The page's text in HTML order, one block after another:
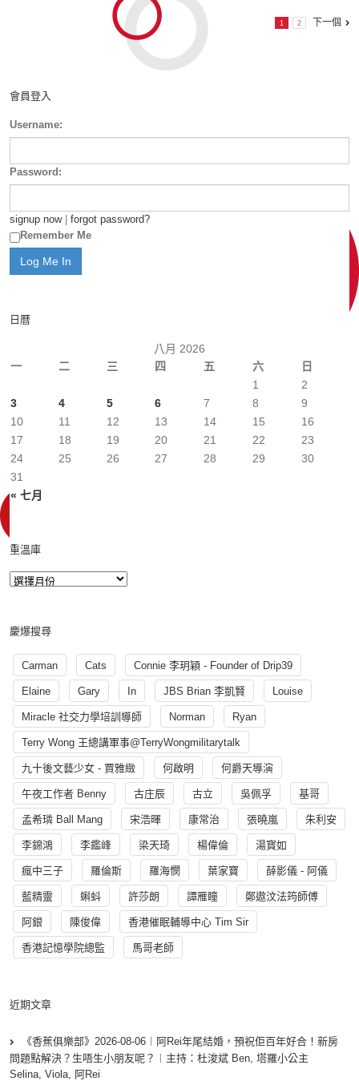
1 2 下一個
會員登入
Username:
Password:
signup now| forgot password?
Remember Me
日曆
八月 2026
一
二 三 四 五 六 日
« 七月
1
2
3
4 5 6 7 8
9
10
11 12 13 14 15
16
17
18 19 20 21 22
23
24
25 26 27 28 29
30
31
重溫庫
慶爆搜尋
Carman Cats Connie 李玥穎 - Founder of Drip39
Elaine Gary In JBS Brian 李凱賢 Louise
Miracle 社交力學培訓導師 Norman Ryan
Terry Wong 王總講軍事@TerryWongmilitarytalk
九十後文藝少女 - 賈雅緻 何啟明 何爵天導演
午夜工作者 Benny 古庄辰 古立 吳佩孚 基哥
孟希璘 Ball Mang 宋浩暉 康常治 張曉嵐 朱利安
李錦鴻 李鑑峰 梁天琦 楊偉倫 湯寳如
瘋中三子 羅倫斯 羅海憫 葉家寶 薛影儀 - 阿儀
藍精靈 蝌蚪 許莎朗 譚雁瞳 鄭遨汶法筠師傅
阿銀 陳俊偉 香港催眠輔導中心 Tim Sir
香港記憶學院總監 馬哥老師
近期文章
《香蕉俱樂部》2026-08-06︱阿Rei年尾結婚，預祝佢百年好合！新房
問題點解決？生唔生小朋友呢？︱主持：杜浚斌 Ben, 塔羅小公主
Selina, Viola, 阿Rei